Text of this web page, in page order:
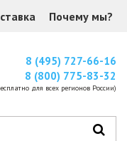
Почему мы?
8 (495) 727-66-16
8 (800) 775-83-32
для всех регионов России)